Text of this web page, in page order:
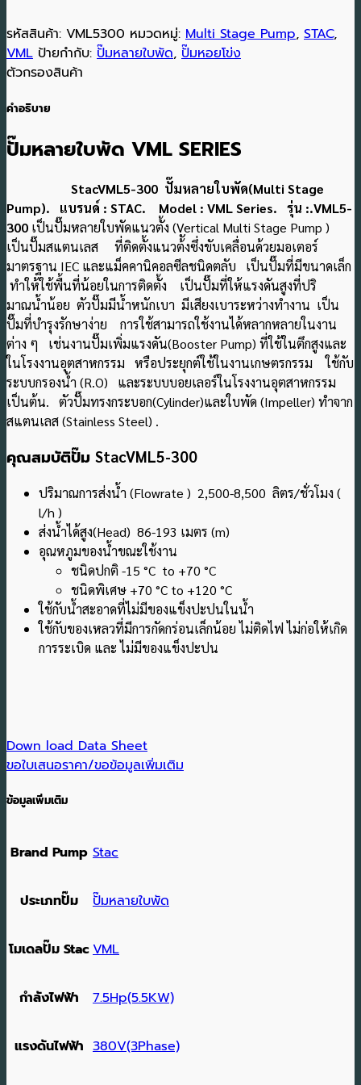
รหัสสินค้า: VML5300 หมวดหมู่: Multi Stage Pump, STAC,
VML ป้ายกำกับ: ปั๊มหลายใบพัด, ปั๊มหอยโข่ง
ตัวกรองสินค้า
คำอธิบาย
ปั๊มหลายใบพัด VML SERIES
StacVML5-300 ปั๊มหลายใบพัด(Multi Stage
Pump). แบรนด์ : STAC. Model : VML Series. รุ่น :.VML5-
300 เป็นปั๊มหลายใบพัดแนวตั้ง (Vertical Multi Stage Pump )
เป็นปั๊มสแตนเลส ที่ติดตั้งแนวต้ังซึ่งขับเคลื่อนด้วยมอเตอร์
มาตรฐาน IEC และแม็คคานิคอลซีลชนิดตลับ เป็นปั๊มที่มีขนาดเล็ก
ทำให้ใช้พื้นที่น้อยในการติดตั้ง เป็นปั๊มที่ให้แรงดันสูงที่ปริ
มาณน้ําน้อย ตัวปั๊มมีน้ําหนักเบา มีเสียงเบาระหว่างทำงาน เป็น
ปั๊มที่บํารุงรักษาง่าย การใช้สามารถใช้งานได้หลากหลายในงาน
ต่าง ๆ เช่นงานปั๊มเพิ่มแรงดัน(Booster Pump) ที่ใช้ในตึกสูงและ
ในโรงงานอุตสาหกรรม หรือประยุกต์ใช้ในงานเกษตรกรรม ใช้กับ
ระบบกรองน้ํา (R.O) และระบบบอยเลอร์ในโรงงานอุตสาหกรรม
เป็นต้น.
ตัวปั๊มทรงกระบอก(Cylinder)และใบพัด (Impeller) ทำจาก
สแตนเลส (Stainless Steel) .
คุณสมบัติปั๊ม StacVML5-300
ปริมาณการส่งน้ำ (Flowrate ) 2,500-8,500 ลิตร/ชั่วโมง (
l/h )
ส่งน้ำได้สูง(Head) 86-193 เมตร (m)
อุณหภูมของน้ำขณะใช้งาน
ชนิดปกติ -15 °C to +70 °C
ชนิดพิเศษ +70 °C to +120 °C
ใช้กับน้ำสะอาดที่ไม่มีของแข็งปะปนในน้ำ
ใช้กับของเหลวที่มีการกัดกร่อนเล็กน้อย ไม่ติดไฟ ไม่ก่อให้เกิด
การระเบิด และ ไม่มีของแข็งปะปน
Down load Data Sheet
ขอใบเสนอราคา/ขอข้อมูลเพิ่มเติม
ข้อมูลเพิ่มเติม
Brand Pump Stac
ประเภทปั๊ม ปั๊มหลายใบพัด
โมเดลปั๊ม StacVML
กำลังไฟฟ้า 7.5Hp(5.5KW)
แรงดันไฟฟ้า 380V(3Phase)